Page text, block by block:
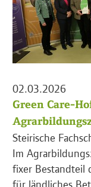
02.03.2026
Green Care-
Steirische
Im
fixer Bestandteil
für ländliches